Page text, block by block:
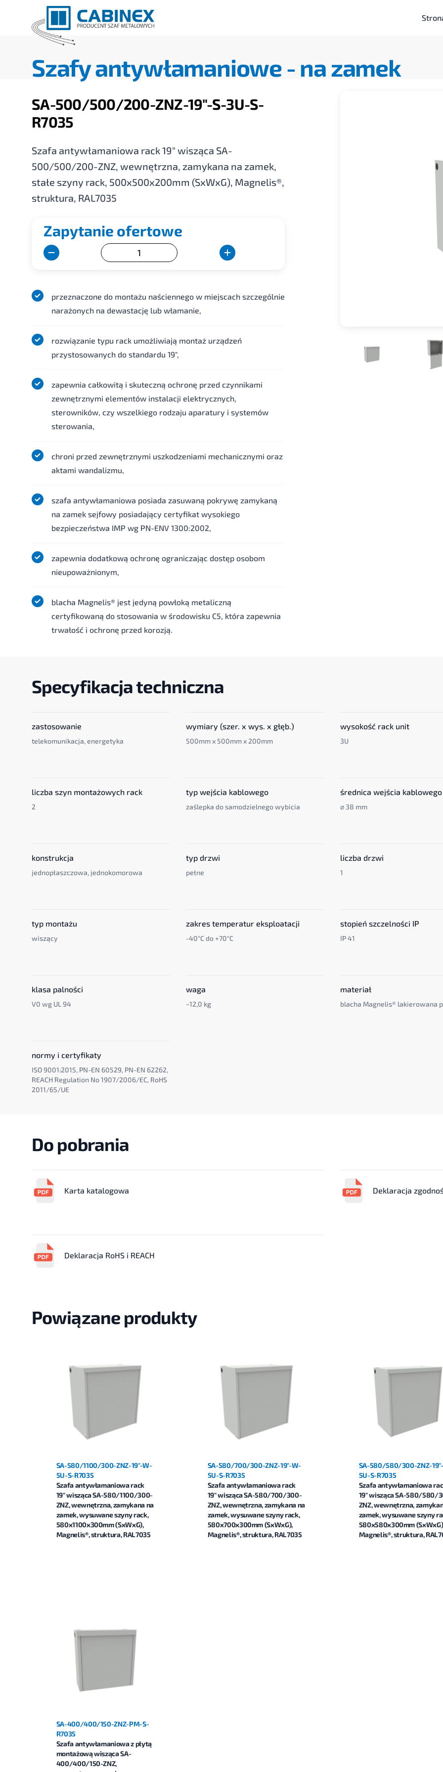
Szafy antywłamaniowe -na zamek
SA-500/500/200-ZNZ-19"-S-3U-S-
R7035
Szafa antywłamaniowa rack 19" wisząca SA-
500/500/200-ZNZ, wewnętrzna, zamykana na zamek,
stałe szyny rack, 500x500x200mm (SxWxG), Magnelis®,
struktura, RAL7035
Zapytanie ofertowe
przeznaczone do montażu naściennego w miejscach szczególnie
narażonych na dewastację lub włamanie,
rozwiązanie typu rack umożliwiają montaż urządzeń
przystosowanych do standardu 19",
zapewnia całkowitą i skuteczną ochronę przed czynnikami
zewnętrznymi elementów instalacji elektrycznych,
sterowników, czy wszelkiego rodzaju aparatury i systemów
sterowania,
chroni przed zewnętrznymi uszkodzeniami mechanicznymi oraz
aktami wandalizmu,
szafa antywłamaniowa posiada zasuwaną pokrywę zamykaną
na zamek sejfowy posiadający certyfikat wysokiego
bezpieczeństwa IMP wg PN-ENV 1300:2002,
zapewnia dodatkową ochronę ograniczając dostęp osobom
nieupoważnionym,
blacha Magnelis® jest jedyną powłoką metaliczną
certyfikowaną do stosowania w środowisku C5, która zapewnia
trwałość i ochronę przed korozją.
Specyfikacja techniczna
zastosowanie
telekomunikacja, energetyka
wymiary (szer. x wys. x głęb.)
500mm x 500mm x 200mm
wysokość rack unit
3U
liczba szyn montażowych rack
2
typ wejścia kablowego
zaślepka do samodzielnego wybicia
średnica wejścia kablowego
⌀ 38 mm
konstrukcja
jednopłaszczowa, jednokomorowa
typ drzwi
pełne
liczba drzwi
1
typ montażu
wiszący
zakres temperatur eksploatacji
-40°C do +70°C
stopień szczelności IP
IP 41
klasa palności
V0 wg UL 94
waga
~12,0 kg
materiał
blacha Magnelis® lakierowana
normy i certyfikaty
ISO 9001:2015, PN-EN 60529, PN-EN 62262,
REACH Regulation No 1907/2006/EC, RoHS
2011/65/UE
Do pobrania
Karta katalogowa Deklaracja
Deklaracja RoHS i REACH
Powiązane produkty
SA-580/1100/300-ZNZ-19"-W-
5U-S-R7035
Szafa antywłamaniowa rack
19" wisząca SA-580/1100/300-
ZNZ, wewnętrzna, zamykana na
zamek, wysuwane szyny rack,
580x1100x300mm (SxWxG),
Magnelis®, struktura, RAL7035
SA-580/700/300-ZNZ-19"-W-
5U-S-R7035
Szafa antywłamaniowa rack
19" wisząca SA-580/700/300-
ZNZ, wewnętrzna, zamykana na
zamek, wysuwane szyny rack,
580x700x300mm (SxWxG),
Magnelis®, struktura, RAL7035
SA-580/580/300-ZNZ-
5U-S-R7035
Szafa antywłamaniowa
19" wisząca SA-580/580/
ZNZ, wewnętrzna,
zamek, wysuwane szyny
580x580x300mm
Magnelis®, struktura,
SA-400/400/150-ZNZ-PM-S-
R7035
Szafa antywłamaniowa z płytą
montażową wisząca SA-
400/400/150-ZNZ,